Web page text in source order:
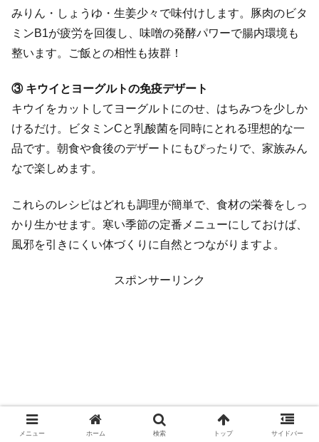
みりん・しょうゆ・生姜少々で味付けします。豚肉のビタ
ミンB1が疲労を回復し、味噌の発酵パワーで腸内環境も
整います。ご飯との相性も抜群！
③ キウイとヨーグルトの免疫デザート
キウイをカットしてヨーグルトにのせ、はちみつを少しか
けるだけ。ビタミンCと乳酸菌を同時にとれる理想的な一
品です。朝食や食後のデザートにもぴったりで、家族みん
なで楽しめます。
これらのレシピはどれも調理が簡単で、食材の栄養をしっ
かり生かせます。寒い季節の定番メニューにしておけば、
風邪を引きにくい体づくりに自然とつながりますよ。
スポンサーリンク
メニュー ホーム 検索 トップ サイドバー